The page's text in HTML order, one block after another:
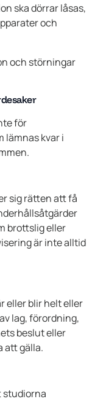
ska dörrar låsas,
och
och störningar
för
lämnas kvar i
sig rätten att få
brottslig eller
är inte alltid
eller blir helt eller
lag, förordning,
beslut eller
att gälla.
studiorna